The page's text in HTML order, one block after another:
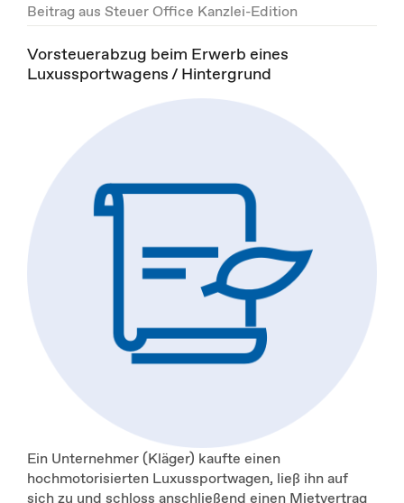
Beitrag aus Steuer Office Kanzlei-Edition
Vorsteuerabzug beim Erwerb eines
Luxussportwagens / Hintergrund
Ein Unternehmer (Kläger) kaufte einen
hochmotorisierten Luxussportwagen, ließ ihn auf
sich zu und schloss anschließend einen Mietvertrag